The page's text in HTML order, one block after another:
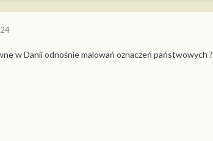
w Danii odnośnie malowań oznaczeń państwowych ?